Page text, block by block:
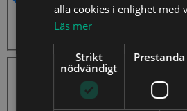
På plats i kurslokal
Distans via livesändning
Steg 2 - Var önskar ni
I egna lokaler i Stockholm
I egna lokaler i annan ort
I BG Institutes lokaler
alla cookies i enlighet med
Läs mer
Strikt
nödvändigt
Prestanda